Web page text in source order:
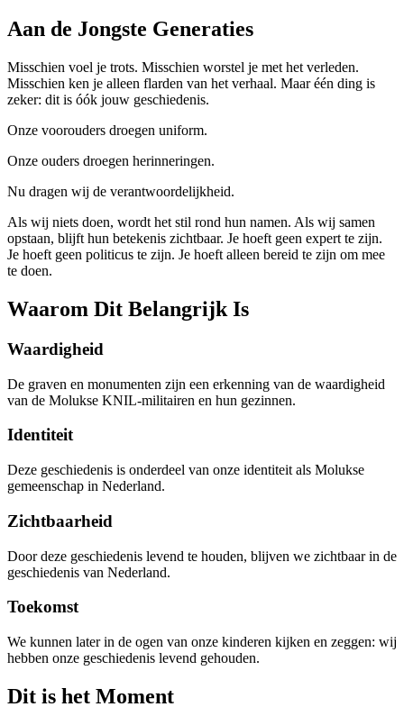
Aan de Jongste Generaties
Misschien voel je trots. Misschien worstel je met het verleden.
Misschien ken je alleen flarden van het verhaal. Maar één ding is
zeker: dit is óók jouw geschiedenis.
Onze voorouders droegen uniform.
Onze ouders droegen herinneringen.
Nu dragen wij de verantwoordelijkheid.
Als wij niets doen, wordt het stil rond hun namen. Als wij samen
opstaan, blijft hun betekenis zichtbaar. Je hoeft geen expert te zijn.
Je hoeft geen politicus te zijn. Je hoeft alleen bereid te zijn om mee
te doen.
Waarom Dit Belangrijk Is
Waardigheid
De graven en monumenten zijn een erkenning van de waardigheid
van de Molukse KNIL-militairen en hun gezinnen.
Identiteit
Deze geschiedenis is onderdeel van onze identiteit als Molukse
gemeenschap in Nederland.
Zichtbaarheid
Door deze geschiedenis levend te houden, blijven we zichtbaar in de
geschiedenis van Nederland.
Toekomst
We kunnen later in de ogen van onze kinderen kijken en zeggen: wij
hebben onze geschiedenis levend gehouden.
Dit is het Moment